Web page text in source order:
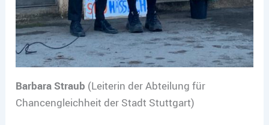
Barbara Straub (Leiterin der Abteilung für
Chancengleichheit der Stadt Stuttgart)